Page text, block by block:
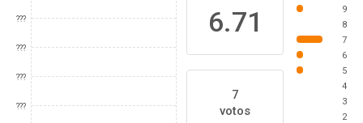
???
???
???
???
6.71
7
votos
9
8
7
6
5
4
3
2